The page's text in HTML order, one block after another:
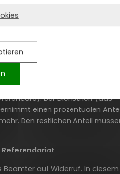
es wichtige finanzielle und
treffen: Welchen Einfluss hat
braucht eine Private
ReferendarInnen in Bezug
zur Gesundheitsvorsorge
Der Dienstherr (das
einen prozentualen
Den restlichen Anteil
Referendariat
auf Widerruf. In diesem